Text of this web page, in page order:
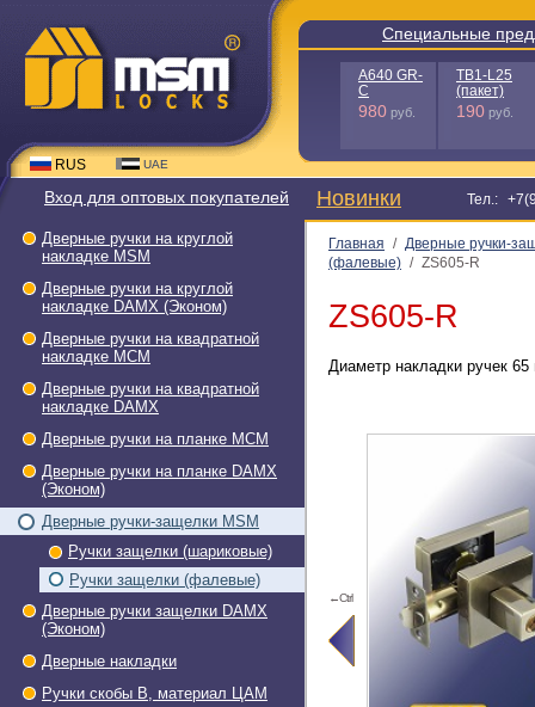
RUS UAE
A640
GR-
Вход для оптовых покупателей
Дверные ручки на круглой
накладке МSМ
Дверные ручки на круглой
накладке DAMX (Эконом)
Дверные ручки на квадратной
накладке МСМ
Дверные ручки на квадратной
накладке DAMX
Дверные ручки на планке МСМ
Дверные ручки на планке DAMX
(Эконом)
Дверные ручки-защелки МSМ
Ручки защелки (шариковые)
Ручки защелки (фалевые)
Дверные ручки защелки DAMX
(Эконом)
Дверные накладки
Ручки скобы В, материал ЦАМ
Новинки
Главная / Дверные ручки-
(фалевые) / ZS605-R
ZS605-R
Диаметр накладки ручек
←Ctrl